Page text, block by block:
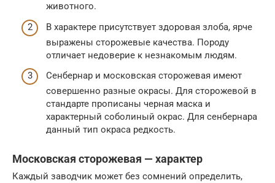
животного.
В характере присутствует здоровая злоба, ярче
выражены сторожевые качества. Породу
отличает недоверие к незнакомым людям.
Сенбернар и московская сторожевая имеют
совершенно разные окрасы. Для сторожевой в
стандарте прописаны черная маска и
характерный соболиный окрас. Для сенбернара
данный тип окраса редкость.
Московская сторожевая — характер
Каждый заводчик может без сомнений определить,